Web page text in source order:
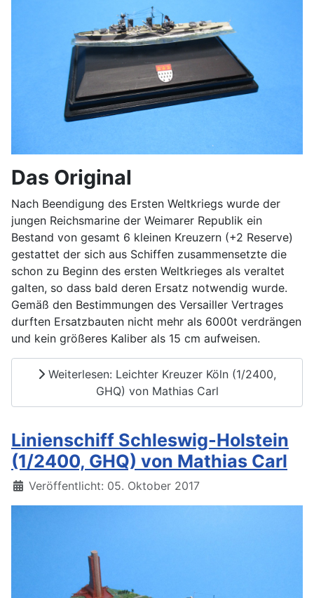
Das Original
Nach Beendigung des Ersten Weltkriegs wurde der
jungen Reichsmarine der Weimarer Republik ein
Bestand von gesamt 6 kleinen Kreuzern (+2 Reserve)
gestattet der sich aus Schiffen zusammensetzte die
schon zu Beginn des ersten Weltkrieges als veraltet
galten, so dass bald deren Ersatz notwendig wurde.
Gemäß den Bestimmungen des Versailler Vertrages
durften Ersatzbauten nicht mehr als 6000t verdrängen
und kein größeres Kaliber als 15 cm aufweisen.
Weiterlesen: Leichter Kreuzer Köln (1/2400,
GHQ) von Mathias Carl
Linienschiff Schleswig-Holstein
(1/2400, GHQ) von Mathias Carl
Details
Veröffentlicht: 05. Oktober 2017